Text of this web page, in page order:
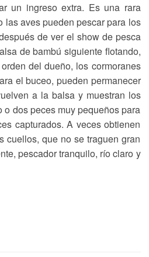
un ingreso extra. Es una rara
las aves pueden pescar para los
de ver el show de pesca
de bambú siguiente flotando,
del dueño, los cormoranes
el buceo, pueden permanecer
a la balsa y muestran los
dos peces muy pequeños para
capturados. A veces obtienen
cuellos, que no se traguen gran
pescador tranquilo, río claro y